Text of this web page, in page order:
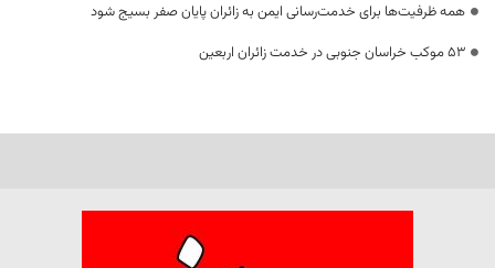
همه ظرفیت‌ها برای خدمت‌رسانی ایمن به زائران پایان صفر بسیج شود
53 موکب خراسان جنوبی در خدمت زائران اربعین